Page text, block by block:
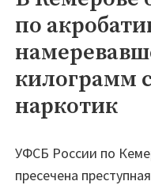
по
килограмм
наркотик
УФСБ России по
пресечена